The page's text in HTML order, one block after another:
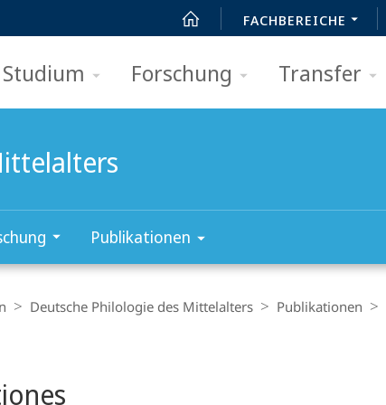
FACHBEREICHE
Studium Forschung Transfer
Publikationen
Deutsche Philologie des Mittelalters Publikationen